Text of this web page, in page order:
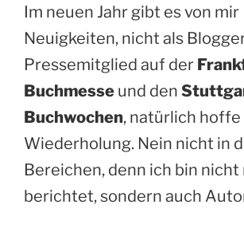
Im neuen Jahr gibt es von mir
Neuigkeiten, nicht als
Pressemitglied auf der
Buchmesse und den
Buchwochen, natürlich hoffe
Wiederholung. Nein nicht in
Bereichen, denn ich bin nicht
berichtet, sondern auch